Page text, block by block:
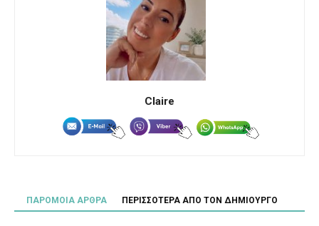
Claire
ΠΑΡΟΜΟΙΑ ΑΡΘΡΑ ΠΕΡΙΣΣΟΤΕΡΑ ΑΠΟ ΤΟΝ ΔΗΜΙΟΥΡΓΟ